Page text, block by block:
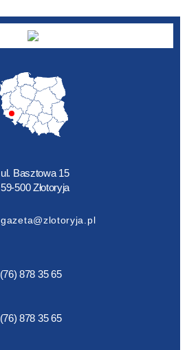
ul. Basztowa 15
59-500 Złotoryja
gazeta@zlotoryja.pl
(76) 878 35 65
(76) 878 35 65